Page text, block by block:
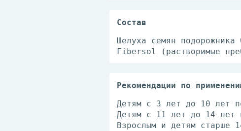
Состав
Шелуха семян
Fibersol (растворимые
Рекомендации по
Детям с 3 лет до 10 лет
Детям с 11 лет до 14 лет
Взрослым и детям старше